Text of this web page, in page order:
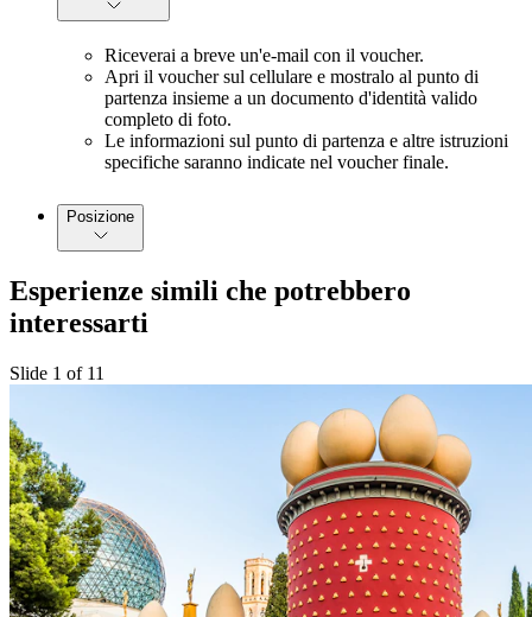
Riceverai a breve un'e-mail con il voucher.
Apri il voucher sul cellulare e mostralo al punto di
partenza insieme a un documento d'identità valido
completo di foto.
Le informazioni sul punto di partenza e altre istruzioni
specifiche saranno indicate nel voucher finale.
Posizione
Esperienze simili che potrebbero
interessarti
Slide 1 of 11